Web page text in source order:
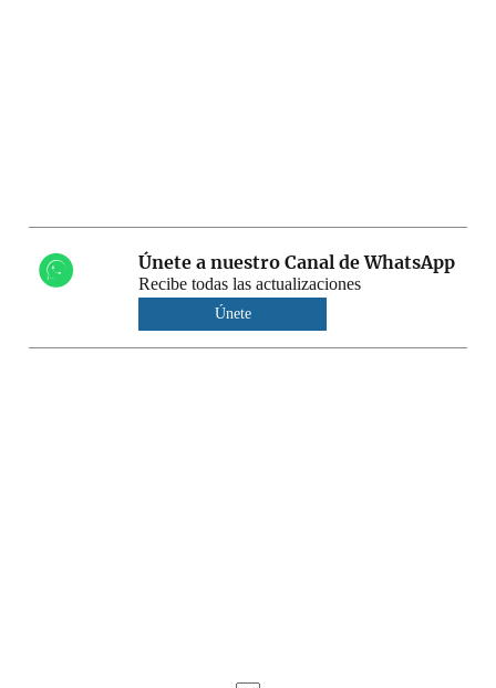
Únete a nuestro Canal de WhatsApp
Recibe todas las actualizaciones
Únete